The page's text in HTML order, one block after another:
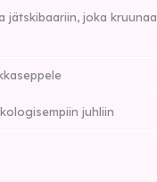
jätskibaariin, joka kruunaa
juhliin